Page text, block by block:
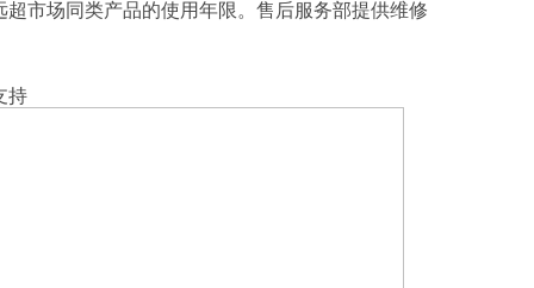
市场同类产品的使用年限。 售后服务部提供维修
持